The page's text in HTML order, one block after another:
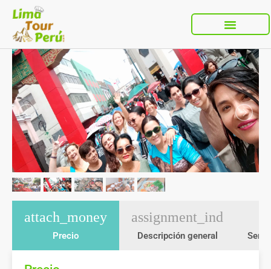
attach_money
Precio
assignment_ind
Descripción general